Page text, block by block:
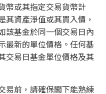
幣或其指定交易貨幣計
其資產淨值或其買入價，
該基金於同一個交易日內
最新的單位價格。任何基
交易日基金單位價格及其
易前，請確保閣下能熟練